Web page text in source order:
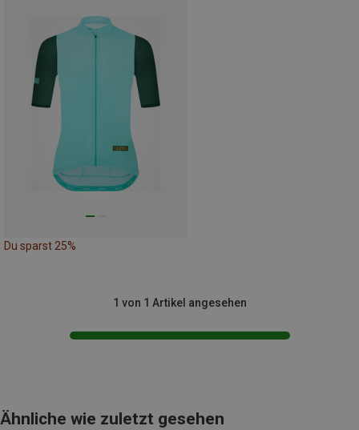
Du sparst 25%
1 von 1 Artikel angesehen
Ähnliche wie zuletzt gesehen